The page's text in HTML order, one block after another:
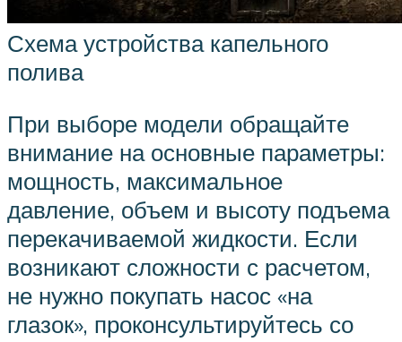
Схема устройства капельного
полива
При выборе модели обращайте
внимание на основные параметры:
мощность, максимальное
давление, объем и высоту подъема
перекачиваемой жидкости. Если
возникают сложности с расчетом,
не нужно покупать насос «на
глазок», проконсультируйтесь со